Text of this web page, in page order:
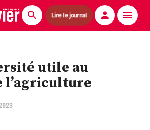
Lire le journal
utile au
l’agriculture